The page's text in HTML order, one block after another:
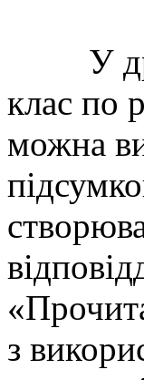
У
клас по
можна
з